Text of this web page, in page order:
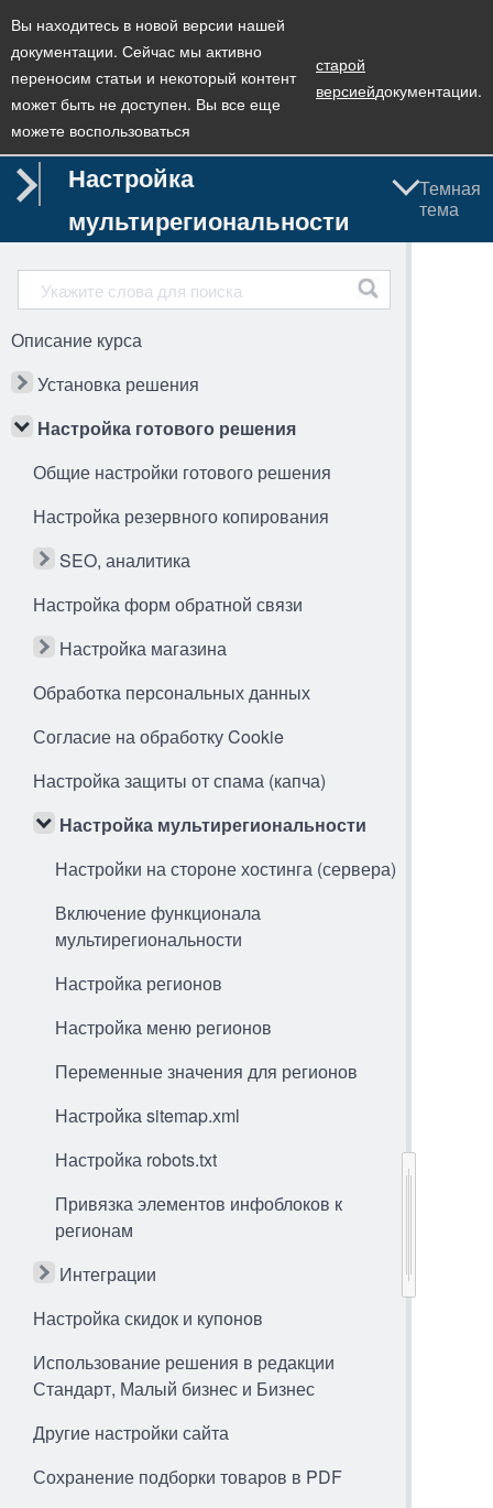
Вы находитесь в новой версии нашей
документации. Сейчас мы активно
переносим статьи и некоторый контент
может быть не доступен. Вы все еще
можете воспользоваться
старой
версиейдокументации.
Настройка
мультирегиональности
Темная
тема
Описание курса
Установка решения
Настройка готового решения
Общие настройки готового решения
Настройка резервного копирования
SEO, аналитика
Настройка форм обратной связи
Настройка магазина
Обработка персональных данных
Согласие на обработку Cookie
Настройка защиты от спама (капча)
Настройка мультирегиональности
Настройки на стороне хостинга (сервера)
Включение функционала
мультирегиональности
Настройка регионов
Настройка меню регионов
Переменные значения для регионов
Настройка sitemap.xml
Настройка robots.txt
Привязка элементов инфоблоков к
регионам
Интеграции
Настройка скидок и купонов
Использование решения в редакции
Стандарт, Малый бизнес и Бизнес
Другие настройки сайта
Сохранение подборки товаров в PDF